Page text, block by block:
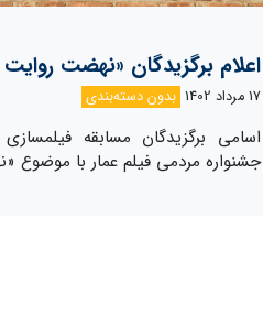
اعلام برگزیدگان «نهضت روایت
17 مرداد 1402 بدون دسته‌بندی
اسامی برگزیدگان مسابقه
جشنواره مردمی فیلم عمار با موضوع